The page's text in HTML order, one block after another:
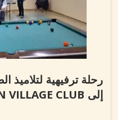
رحلة ترفيهية لتلاميذ
إلى BATROUN VILLAGE CLUB